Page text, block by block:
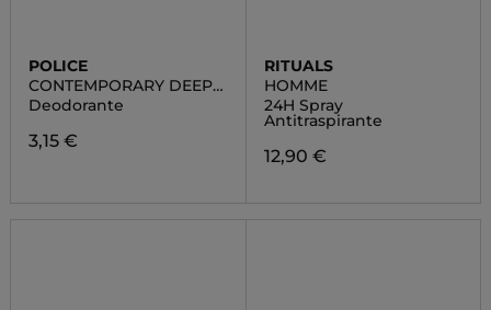
POLICE
CONTEMPORARY DEEP
BLUE
Deodorante
3,15 €
RITUALS
HOMME
24H Spray
Antitraspirante
12,90 €